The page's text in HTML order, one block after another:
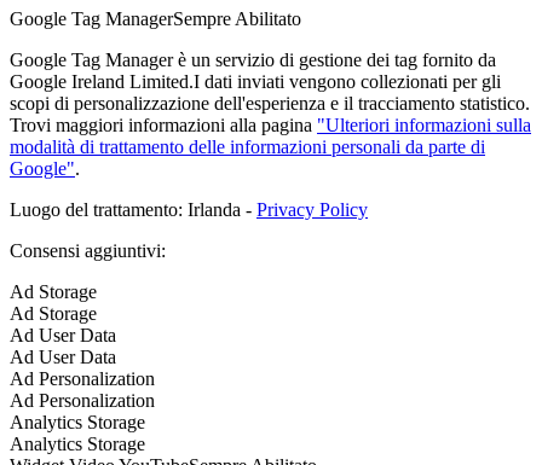
Google Tag ManagerSempre Abilitato
Google Tag Manager è un servizio di gestione dei tag fornito da
Google Ireland Limited.I dati inviati vengono collezionati per gli
scopi di personalizzazione dell'esperienza e il tracciamento statistico.
Trovi maggiori informazioni alla pagina "Ulteriori informazioni sulla
modalità di trattamento delle informazioni personali da parte di
Google".
Luogo del trattamento: Irlanda - Privacy Policy
Consensi aggiuntivi:
Ad Storage
Ad Storage
Ad User Data
Ad User Data
Ad Personalization
Ad Personalization
Analytics Storage
Analytics Storage